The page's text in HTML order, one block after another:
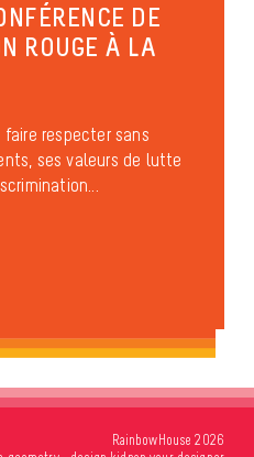
DE
ROUGE À LA
respecter sans
ses valeurs de lutte
RainbowHouse 2026